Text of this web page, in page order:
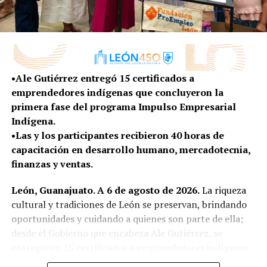
gente que ha llegado de diferentes partes del país,
que se enamoran de la ciudad y que deciden
Además, se impulsan programas gratuitos de
capacitación en herramientas como idiomas, Excel,
Word e inteligencia artificial, además de acercar
oportunidades laborales mediante Chamba Módulo,
plataforma que mantiene actualizadas las vacantes
disponibles para perfiles que van desde educación básica
hasta nivel profesional.
atracción de inversiones, en un año y medio, León
registra 531 millones de dólares en inversiones
internacional, que representan más de 10 mil empleos
comprometidos, oportunidades que fortalecen la
•Ale Gutiérrez entregó 15 certificados a
emprendedores indígenas que concluyeron la
primera fase del programa Impulso Empresarial
Indígena.
•Las y los participantes recibieron 40 horas de
capacitación en desarrollo humano, mercadotecnia,
finanzas y ventas.
León, Guanajuato. A 6 de agosto de 2026.La riqueza
cultural y tradiciones de León se preservan, brindando
oportunidades y cuidando a quienes son parte de ella;
desde el Gobierno que encabeza Ale Gutiérrez, se
que fortalecieron sus negocios a través del programa